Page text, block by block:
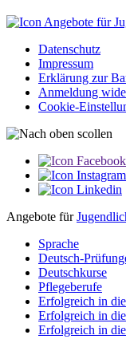
Datenschutz
Impressum
Erklärung zur
Anmeldung
Cookie-
Angebote für
Sprache
Deutsch-
Deutschkurse
Pflegeberufe
Erfolgreich in
Erfolgreich in
Erfolgreich in